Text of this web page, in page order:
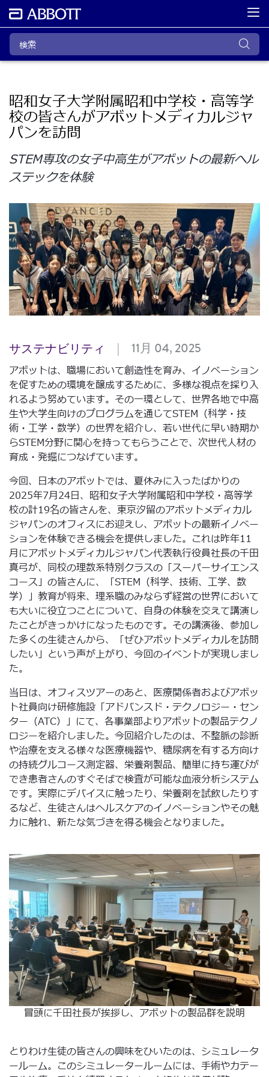
昭和女子大学附属昭和中学校・高等学
校の皆さんがアボットメディカルジャ
パンを訪問
STEM専攻の女子中高生がアボットの最新ヘル
ステックを体験
サステナビリティ | 11月 04, 2025
アボットは、職場において創造性を育み、イノベーション
を促すための環境を醸成するために、多様な視点を採り入
れるよう努めています。その一環として、世界各地で中高
生や大学生向けのプログラムを通じてSTEM（科学・技
術・工学・数学）の世界を紹介し、若い世代に早い時期か
らSTEM分野に関心を持ってもらうことで、次世代人材の
育成・発掘につなげています。
今回、日本のアボットでは、夏休みに入ったばかりの
2025年7月24日、昭和女子大学附属昭和中学校・高等学
校の計19名の皆さんを、東京汐留のアボットメディカル
ジャパンのオフィスにお迎えし、アボットの最新イノベー
ションを体験できる機会を提供しました。これは昨年11
月にアボットメディカルジャパン代表執行役員社長の千田
真弓が、同校の理数系特別クラスの「スーパーサイエンス
コース」の皆さんに、「STEM（科学、技術、工学、数
学）」教育が将来、理系職のみならず経営の世界において
も大いに役立つことについて、自身の体験を交えて講演し
たことがきっかけになったものです。その講演後、参加し
た多くの生徒さんから、「ぜひアボットメディカルを訪問
したい」という声が上がり、今回のイベントが実現しまし
た。
当日は、オフィスツアーのあと、医療関係者およびアボッ
ト社員向け研修施設「アドバンスド・テクノロジー・セン
ター（ATC）」にて、各事業部よりアボットの製品テクノ
ロジーを紹介しました。今回紹介したのは、不整脈の診断
や治療を支える様々な医療機器や、糖尿病を有する方向け
の持続グルコース測定器、栄養剤製品、簡単に持ち運びが
でき患者さんのすぐそばで検査が可能な血液分析システム
です。実際にデバイスに触ったり、栄養剤を試飲したりす
るなど、生徒さんはヘルスケアのイノベーションやその魅
力に触れ、新たな気づきを得る機会となりました。
冒頭に千田社長が挨拶し、アボットの製品群を説明
とりわけ生徒の皆さんの興味をひいたのは、シミュレータ
ールーム。このシミュレータールームには、手術やカテー